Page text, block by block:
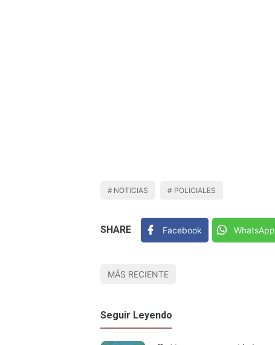
NOTICIAS POLICIALES
SHARE Facebook WhatsApp
MÁS RECIENTE
Seguir Leyendo